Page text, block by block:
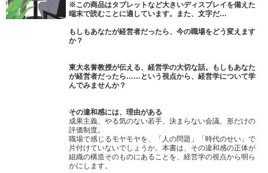
※この商品はタブレットなど大きいディスプレイを備えた
端末で読むことに適しています。また、文字だ…
もしもあなたが経営者だったら、今の職場をどう変えます
か？
東大名誉教授が伝える、経営学の大切な話。もしもあなた
が経営者だったら……という視点から、経営学について学
んでみませんか？
その違和感には、理由がある
成果主義、やる気のない若手、決まらない会議、形だけの
評価制度。
職場で感じるモヤモヤを、「人の問題」「時代のせい」で
片付けていないでしょうか。本書は、その違和感の正体が
組織の構造そのものにあることを、経営学の視点から明ら
かにします。